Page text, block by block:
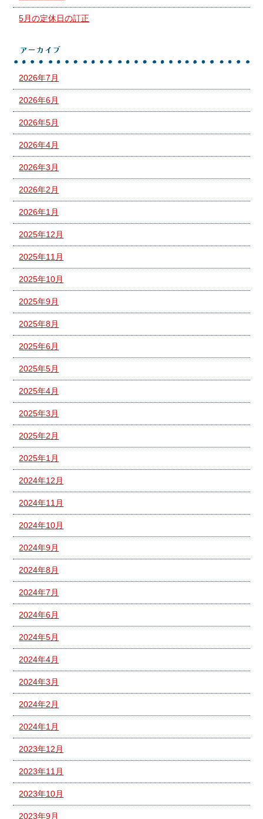
5月の定休日の訂正
アーカイブ
2026年7月
2026年6月
2026年5月
2026年4月
2026年3月
2026年2月
2026年1月
2025年12月
2025年11月
2025年10月
2025年9月
2025年8月
2025年6月
2025年5月
2025年4月
2025年3月
2025年2月
2025年1月
2024年12月
2024年11月
2024年10月
2024年9月
2024年8月
2024年7月
2024年6月
2024年5月
2024年4月
2024年3月
2024年2月
2024年1月
2023年12月
2023年11月
2023年10月
2023年9月